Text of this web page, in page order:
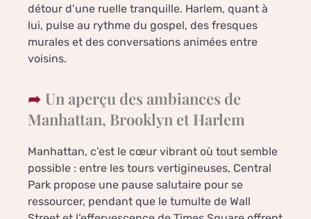
détour d’une ruelle tranquille. Harlem, quant à
lui, pulse au rythme du gospel, des fresques
murales et des conversations animées entre
voisins.
Un aperçu des ambiances de
Manhattan, Brooklyn et Harlem
Manhattan, c’est le cœur vibrant où tout semble
possible : entre les tours vertigineuses, Central
Park propose une pause salutaire pour se
ressourcer, pendant que le tumulte de Wall